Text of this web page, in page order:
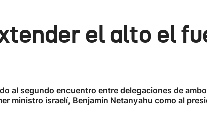
el alto el
al segundo encuentro entre delegaciones de
ministro israelí, Benjamín Netanyahu como al